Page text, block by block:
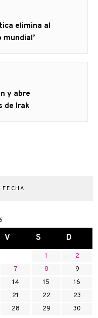
elimina al
y abre
de Irak
V S D
1
2
7 8
9
14 15
16
21 22
23
28 29
30